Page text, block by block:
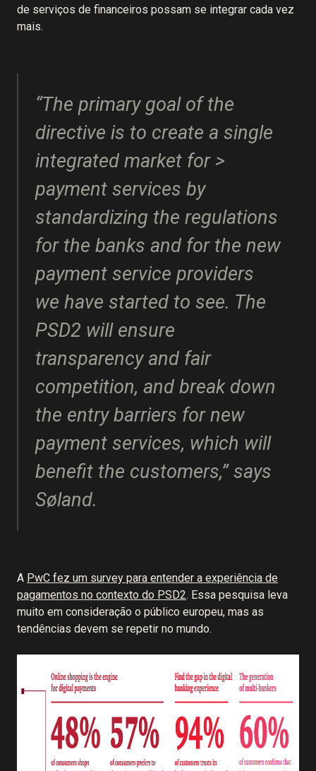
de serviços de financeiros possam se integrar cada vez
mais.
“The primary goal of the
directive is to create a single
integrated market for >
payment services by
standardizing the regulations
for the banks and for the new
payment service providers
we have started to see. The
PSD2 will ensure
transparency and fair
competition, and break down
the entry barriers for new
payment services, which will
benefit the customers,” says
Søland.
A PwC fez um survey para entender a experiência de
pagamentos no contexto do PSD2. Essa pesquisa leva
muito em consideração o público europeu, mas as
tendências devem se repetir no mundo.